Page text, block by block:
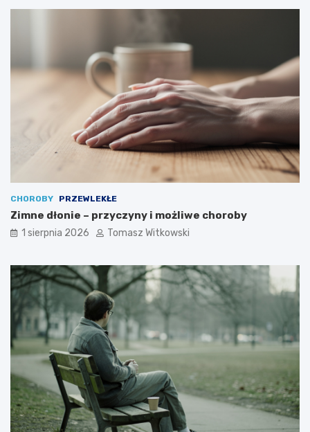
CHOROBY PRZEWLEKŁE
Zimne dłonie – przyczyny i możliwe choroby
1 sierpnia 2026 Tomasz Witkowski